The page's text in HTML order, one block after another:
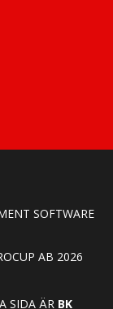
SOFTWARE
AB 2026
SIDA ÄR BK